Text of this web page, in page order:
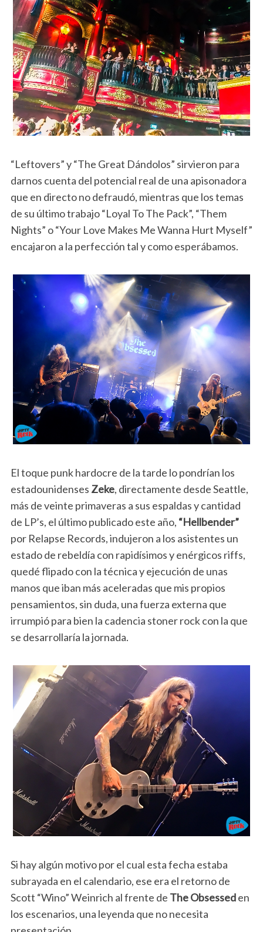
“Leftovers” y “The Great Dándolos” sirvieron para
darnos cuenta del potencial real de una apisonadora
que en directo no defraudó, mientras que los temas
de su último trabajo “Loyal To The Pack”, “Them
Nights” o “Your Love Makes Me Wanna Hurt Myself”
encajaron a la perfección tal y como esperábamos.
El toque punk hardocre de la tarde lo pondrían los
estadounidenses Zeke, directamente desde Seattle,
más de veinte primaveras a sus espaldas y cantidad
de LP’s, el último publicado este año, “Hellbender”
por Relapse Records, indujeron a los asistentes un
estado de rebeldía con rapidísimos y enérgicos riffs,
quedé flipado con la técnica y ejecución de unas
manos que iban más aceleradas que mis propios
pensamientos, sin duda, una fuerza externa que
irrumpió para bien la cadencia stoner rock con la que
se desarrollaría la jornada.
Si hay algún motivo por el cual esta fecha estaba
subrayada en el calendario, ese era el retorno de
Scott “Wino” Weinrich al frente de The Obsesseden
los escenarios, una leyenda que no necesita